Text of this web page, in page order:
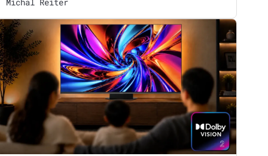
Michal Reiter